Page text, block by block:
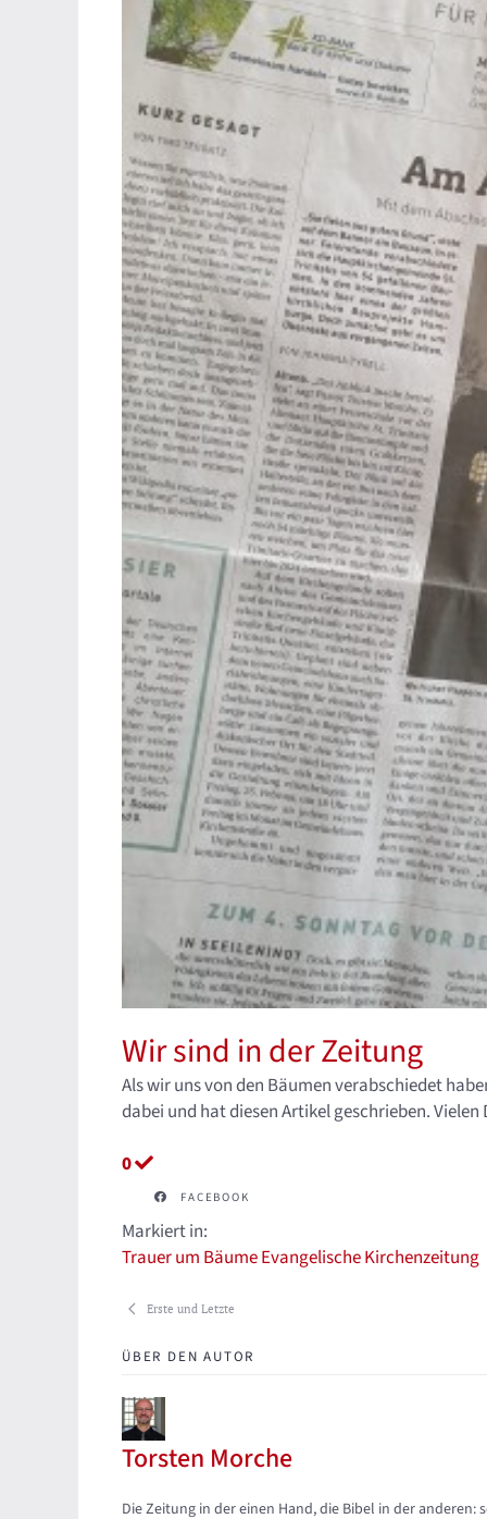
Wir sind in der Zeitung
Als wir uns von den Bäumen verabschiedet
dabei und hat diesen Artikel geschrieben. Vielen
0
FACEBOOK
Markiert in:
Trauer um BäumeEvangelische Kirchenzeitung
Erste und Letzte
ÜBER DEN AUTOR
Torsten Morche
Updates abonnieren
Abo von Updates dieses Autors beenden
Die Zeitung in der einen Hand, die Bibel in der